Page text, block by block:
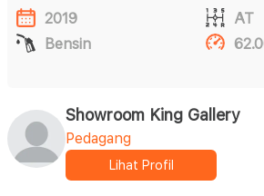
2019
AT
Bensin
Showroom King Gallery
Pedagang
Lihat Profil